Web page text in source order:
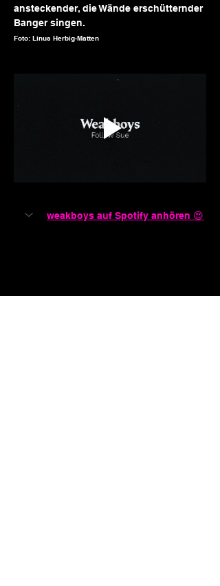
ansteckender, die Wände erschütternder
Banger singen.
Foto: Linus Herbig-Matten
weakboys auf Spotify anhören 😍